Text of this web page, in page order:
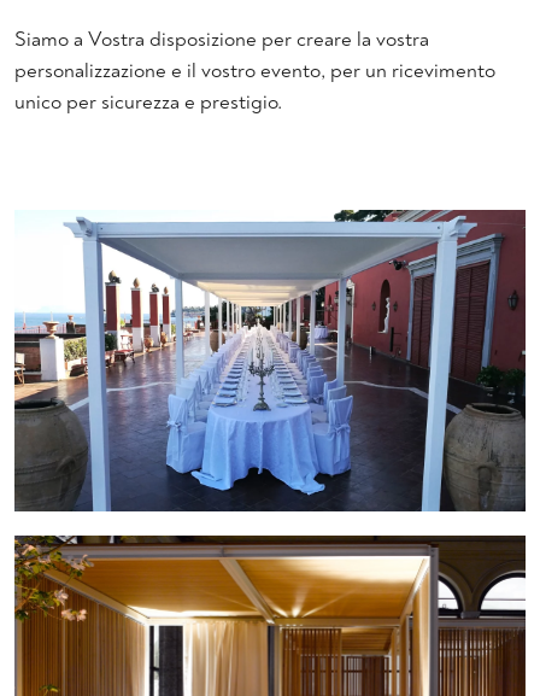
Siamo a Vostra disposizione per creare la vostra
personalizzazione e il vostro evento, per un ricevimento
unico per sicurezza e prestigio.